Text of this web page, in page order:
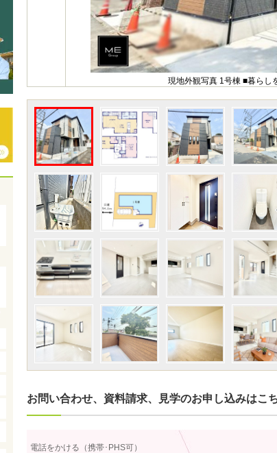
現地外観写真 1号棟 ■暮らし
お問い合わせ、資料請求、見学のお申し込みはこ
電話をかける（携帯･PHS可）